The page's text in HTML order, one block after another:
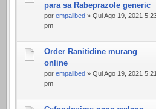
para sa Rabeprazole generic
por empallbed » Qui Ago 19, 2021
pm
Order Ranitidine murang
online
por empallbed » Qui Ago 19, 2021 5:21
pm